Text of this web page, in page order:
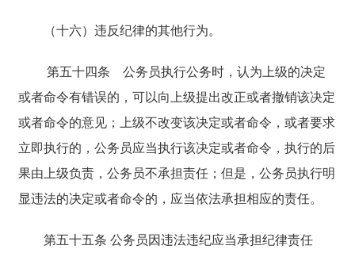
（十六）违反纪律的其他行为。
第五十四条
公务员执行公务时，认为上级的决定
或者命令有错误的，可以向上级提出改正或者撤销该决定
或者命令的意见；上级不改变该决定或者命令，或者要求
立即执行的，公务员应当执行该决定或者命令，执行的后
果由上级负责，公务员不承担责任；但是，公务员执行明
显违法的决定或者命令的，应当依法承担相应的责任。
第五十五条 公务员因违法违纪应当承担纪律责任